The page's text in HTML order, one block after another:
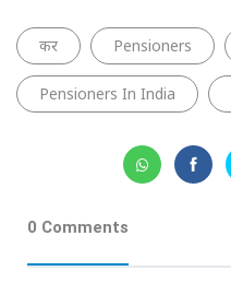
कर Pensioners
Pensioners In India
0 Comments